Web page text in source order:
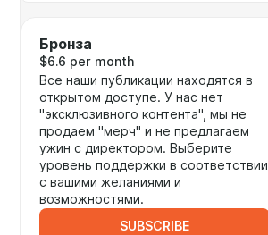
Бронза
$6.6 per month
Все наши публикации находятся в
открытом доступе. У нас нет
"эксклюзивного контента", мы не
продаем "мерч" и не предлагаем
ужин с директором. Выберите
уровень поддержки в соответствии
с вашими желаниями и
возможностями.
SUBSCRIBE